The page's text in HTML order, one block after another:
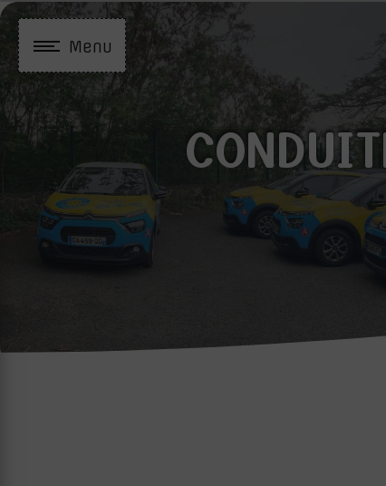
Menu
Panneau de gestion des cookies